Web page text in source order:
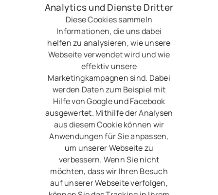
Analytics und Dienste Dritter
Diese Cookies sammeln
Informationen, die uns dabei
helfen zu analysieren, wie unsere
Webseite verwendet wird und wie
effektiv unsere
Marketingkampagnen sind. Dabei
werden Daten zum Beispiel mit
Hilfe von Google und Facebook
ausgewertet. Mithilfe der Analysen
aus diesem Cookie können wir
Anwendungen für Sie anpassen,
um unserer Webseite zu
verbessern. Wenn Sie nicht
möchten, dass wir Ihren Besuch
auf unserer Webseite verfolgen,